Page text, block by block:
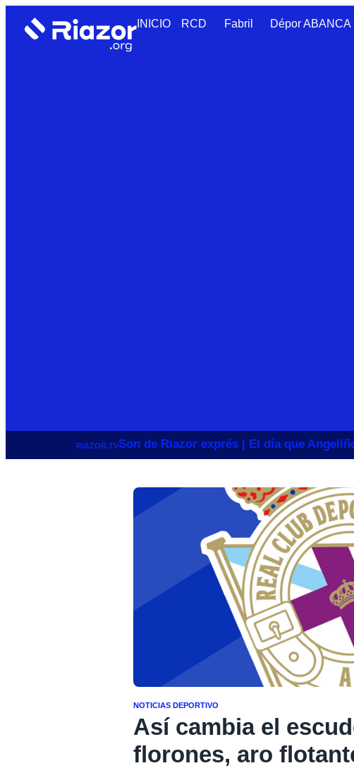
INICIO RCD Fabril Dépor ABANCA
RIAZOR.TVSon de Riazor exprés | El día que
NOTICIAS DEPORTIVO
Así cambia el
florones, aro